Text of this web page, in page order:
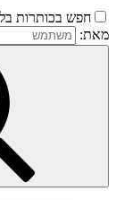
חפש בכותרות
מאת: